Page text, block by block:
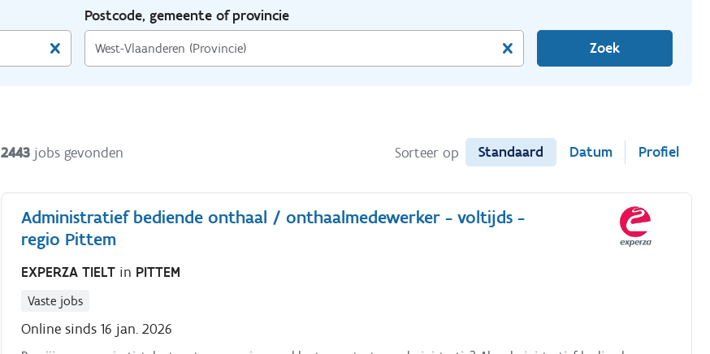
Postcode, gemeente of provincie
Zoek
2443 jobs gevonden Sorteer op Standaard Datum Profiel
Administratief bediende onthaal / onthaalmedewerker - voltijds -
regio Pittem
EXPERZA TIELT in PITTEM
Vaste jobs
Online sinds 16 jan. 2026